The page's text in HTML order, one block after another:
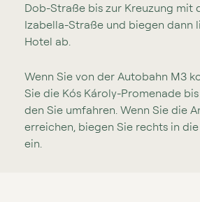
Dob⁠⁠⁠-⁠⁠⁠Straße bis zur Kreuzung mit
Izabella⁠⁠⁠-⁠⁠⁠Straße und biegen dann
Hotel ab.
Wenn Sie von der Autobahn M3
Sie die Kós Károly⁠⁠⁠-⁠⁠⁠Promenade
den Sie umfahren. Wenn Sie die
erreichen, biegen Sie rechts in
ein.